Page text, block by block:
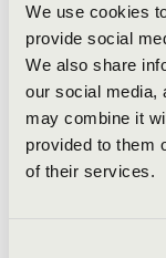
We use cookies
provide social
We also share
our social media,
may combine it
provided to them
of their services.
Michael Haydn:
Michael Haydn:
Jacobus Gallus
Jacobus Gallus
Michael Haydn:
Tomás Luis de
Michael Haydn: